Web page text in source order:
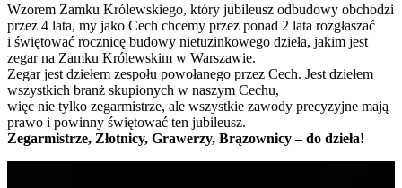
Wzorem Zamku Królewskiego, który jubileusz odbudowy obchodzi
przez 4 lata, my jako Cech chcemy przez ponad 2 lata rozgłaszać
i świętować rocznicę budowy nietuzinkowego dzieła, jakim jest
zegar na Zamku Królewskim w Warszawie.
Zegar jest dziełem zespołu powołanego przez Cech. Jest dziełem
wszystkich branż skupionych w naszym Cechu,
więc nie tylko zegarmistrze, ale wszystkie zawody precyzyjne mają
prawo i powinny świętować ten jubileusz.
Zegarmistrze, Złotnicy, Grawerzy, Brązownicy – do dzieła!